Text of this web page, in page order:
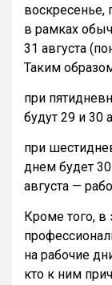
воскресенье,
в рамках
31 августа
Таким
при
будут 29 и 30
при
днем будет 30
августа —
Кроме того, в
на рабочие
кто к ним